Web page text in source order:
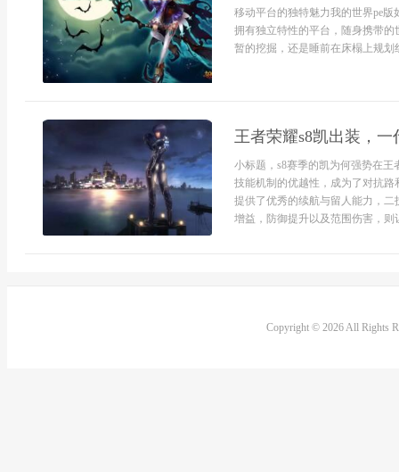
移动平台的独特魅力我的世界pe
拥有独立特性的平台，随身携带
暂的挖掘，还是睡前在床榻上规划
王者荣耀s8凯出装，
小标题，s8赛季的凯为何强势在
技能机制的优越性，成为了对抗
提供了优秀的续航与留人能力，
增益，防御提升以及范围伤害，
Copyright © 2026 All Rights